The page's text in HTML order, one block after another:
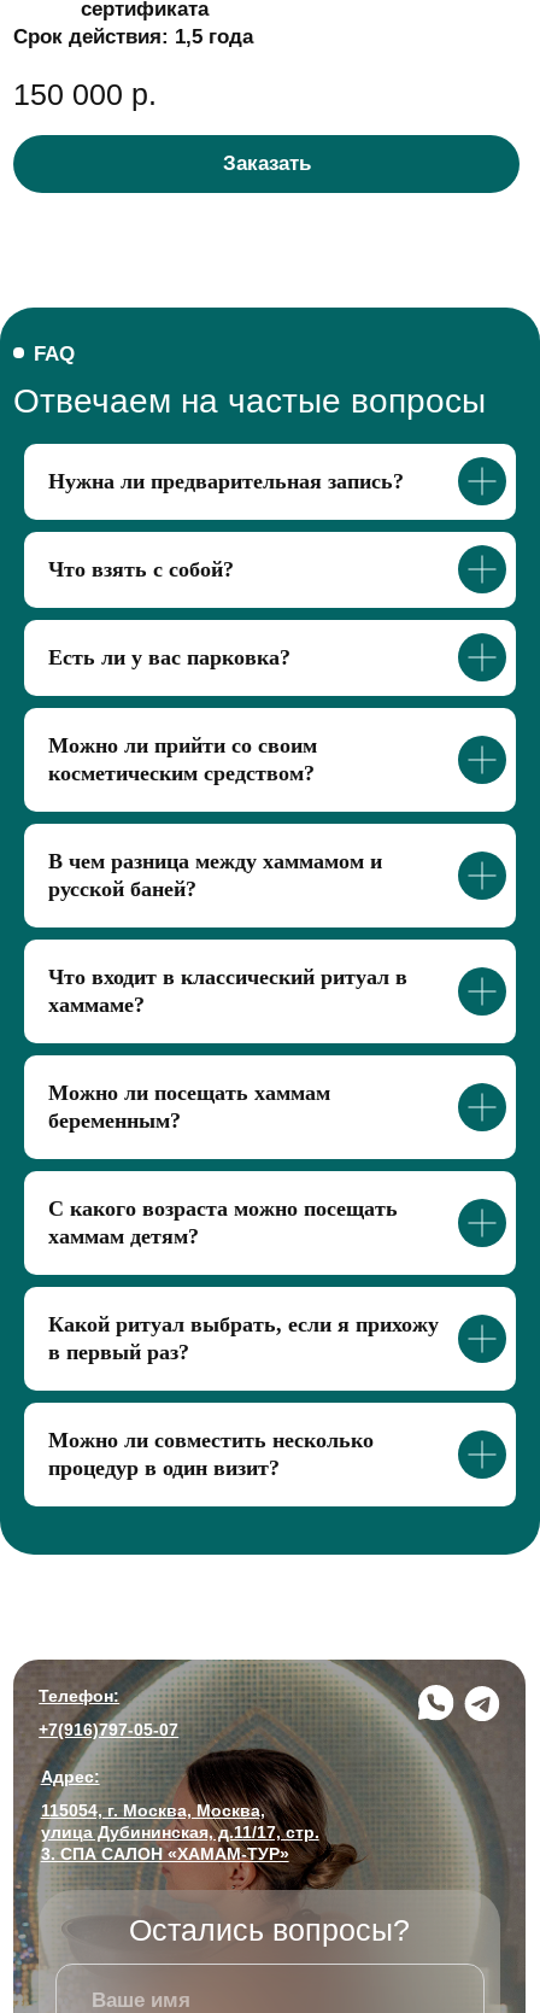
Нужна ли предварительная запись?
Что взять с собой?
Есть ли у вас парковка?
Можно ли прийти со своим
косметическим средством?
В чем разница между хаммамом и
русской баней?
Что входит в классический ритуал в
хаммаме?
Можно ли посещать хаммам
беременным?
С какого возраста можно посещать
хаммам детям?
Какой ритуал выбрать, если я прихожу
в первый раз?
Можно ли совместить несколько
процедур в один визит?